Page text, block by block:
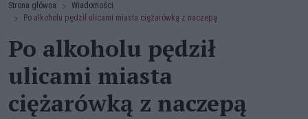
Strona główna
Wiadomości
Po alkoholu pędził ulicami miasta ciężarówką z naczepą
Po alkoholu pędził
ulicami miasta
ciężarówką z naczepą